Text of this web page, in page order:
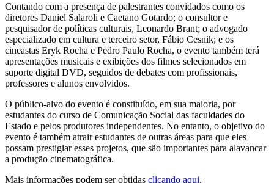
Contando com a presença de palestrantes convidados como os
diretores Daniel Salaroli e Caetano Gotardo; o consultor e
pesquisador de políticas culturais, Leonardo Brant; o advogado
especializado em cultura e terceiro setor, Fábio Cesnik; e os
cineastas Eryk Rocha e Pedro Paulo Rocha, o evento também terá
apresentações musicais e exibições dos filmes selecionados em
suporte digital DVD, seguidos de debates com profissionais,
professores e alunos envolvidos.
O público-alvo do evento é constituído, em sua maioria, por
estudantes do curso de Comunicação Social das faculdades do
Estado e pelos produtores independentes. No entanto, o objetivo do
evento é também atrair estudantes de outras áreas para que eles
possam prestigiar esses projetos, que são importantes para alavancar
a produção cinematográfica.
Mais informações podem ser obtidas clicando aqui.